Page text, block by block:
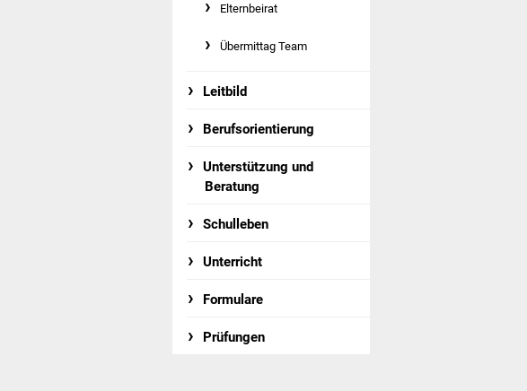
Elternbeirat
Übermittag Team
Leitbild
Berufsorientierung
Unterstützung und
Beratung
Schulleben
Unterricht
Formulare
Prüfungen